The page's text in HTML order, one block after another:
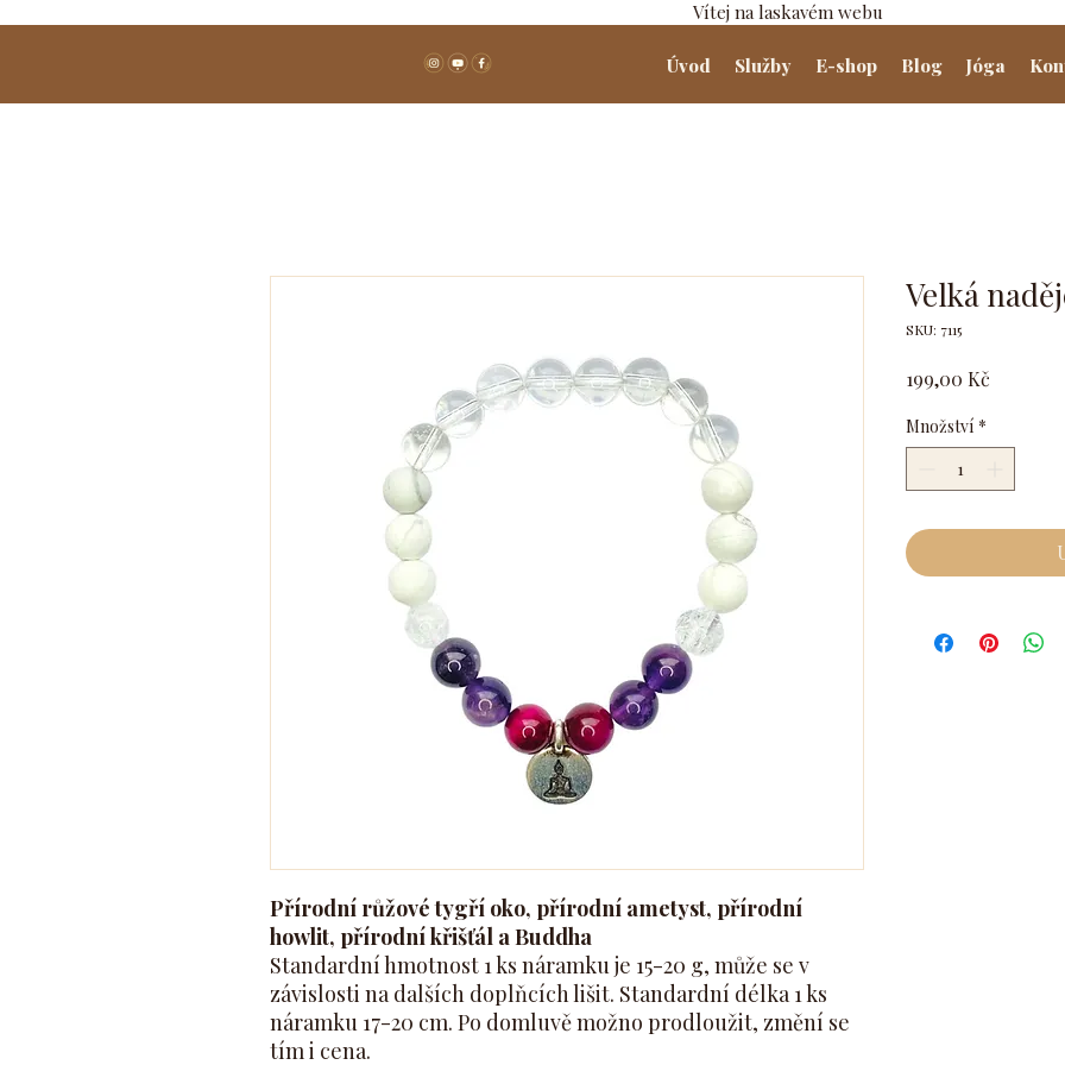
Vítej na laskavém webu
Úvod Služby E-shop Blog Jóga
Přírodní růžové tygří oko, přírodní ametyst, přírodní
howlit, přírodní křišťál a Buddha
Standardní hmotnost 1 ks náramku je 15-20 g, může se v
závislosti na dalších doplňcích lišit. Standardní délka 1 ks
náramku 17-20 cm. Po domluvě možno prodloužit, změní se
tím i cena.
Velká
SKU: 7115
199,00 Kč
Množství *